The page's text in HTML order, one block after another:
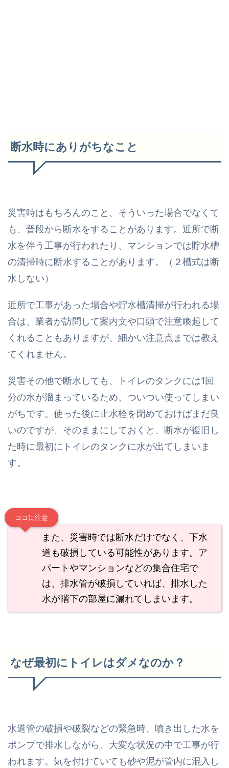
断水時にありがちなこと
災害時はもちろんのこと、そういった場合でなくて
も、普段から断水をすることがあります。近所で断
水を伴う工事が行われたり、マンションでは貯水槽
の清掃時に断水することがあります。（２槽式は断
水しない）
近所で工事があった場合や貯水槽清掃が行われる場
合は、業者が訪問して案内文や口頭で注意喚起して
くれることもありますが、細かい注意点までは教え
てくれません。
災害その他で断水しても、トイレのタンクには1回
分の水が溜まっているため、ついつい使ってしまい
がちです。使った後に止水栓を閉めておけばまだ良
いのですが、そのままにしておくと、断水が復旧し
た時に最初にトイレのタンクに水が出てしまいま
す。
ココに注意
また、災害時では断水だけでなく、下水
道も破損している可能性があります。ア
パートやマンションなどの集合住宅で
は、排水管が破損していれば、排水した
水が階下の部屋に漏れてしまいます。
なぜ最初にトイレはダメなのか？
水道管の破損や破裂などの緊急時、噴き出した水を
ポンプで排水しながら、大変な状況の中で工事が行
われます。気を付けていても砂や泥が管内に混入し